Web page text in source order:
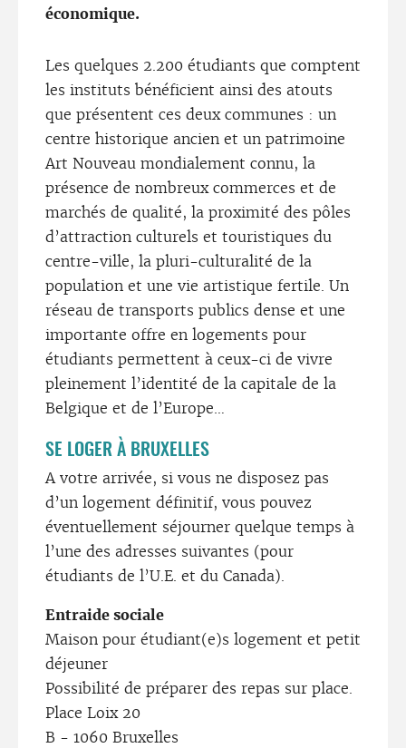
économique.
Les quelques 2.200 étudiants que comptent
les instituts bénéficient ainsi des atouts
que présentent ces deux communes : un
centre historique ancien et un patrimoine
Art Nouveau mondialement connu, la
présence de nombreux commerces et de
marchés de qualité, la proximité des pôles
d’attraction culturels et touristiques du
centre-ville, la pluri-culturalité de la
population et une vie artistique fertile. Un
réseau de transports publics dense et une
importante offre en logements pour
étudiants permettent à ceux-ci de vivre
pleinement l’identité de la capitale de la
Belgique et de l’Europe…
SE LOGER À BRUXELLES
A votre arrivée, si vous ne disposez pas
d’un logement définitif, vous pouvez
éventuellement séjourner quelque temps à
l’une des adresses suivantes (pour
étudiants de l’U.E. et du Canada).
Entraide sociale
Maison pour étudiant(e)s logement et petit
déjeuner
Possibilité de préparer des repas sur place.
Place Loix 20
B - 1060 Bruxelles